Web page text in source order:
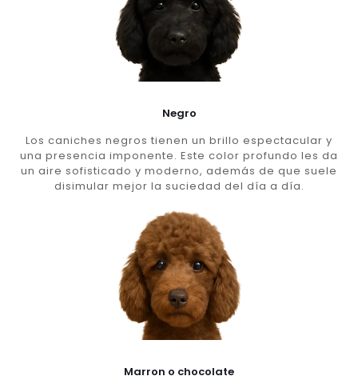
Negro
Los caniches negros tienen un brillo espectacular y
una presencia imponente. Este color profundo les da
un aire sofisticado y moderno, además de que suele
disimular mejor la suciedad del día a día.
Marron o chocolate